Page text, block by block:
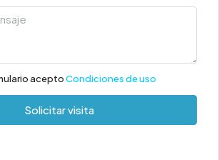
aceptoCondiciones de uso
Solicitar visita